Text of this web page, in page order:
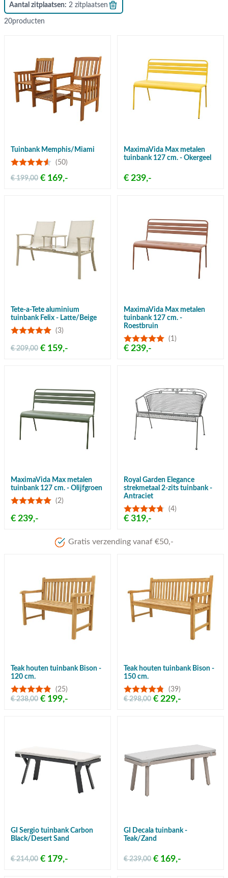
Aantal zitplaatsen 2 zitplaatsen
20producten
Tuinbank Memphis/Miami
(50)
€ 169,-
€ 199,00
MaximaVida Max metalen
tuinbank 127 cm. - Okergeel
€ 239,-
Tete-a-Tete aluminium
tuinbank Felix - Latte/Beige
(3)
€ 159,-
€ 209,00
MaximaVida Max metalen
tuinbank 127 cm. -
Roestbruin
(1)
€ 239,-
MaximaVida Max metalen
tuinbank 127 cm. - Olijfgroen
(2)
€ 239,-
Royal Garden Elegance
strekmetaal 2-zits tuinbank -
Antraciet
(4)
€ 319,-
Gratis verzending vanaf €50,-
Teak houten tuinbank Bison -
120 cm.
(25)
€ 199,-
€ 238,00
Teak houten tuinbank Bison -
150 cm.
(39)
€ 229,-
€ 298,00
GI Sergio tuinbank Carbon
Black/Desert Sand
€ 179,-
€ 214,00
GI Decala tuinbank -
Teak/Zand
€ 169,-
€ 239,00